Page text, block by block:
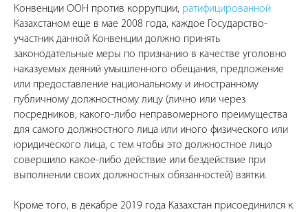
Конвенции ООН против коррупции, ратифицированной
Казахстаном еще в мае 2008 года, каждое Государство-
участник данной Конвенции должно принять
законодательные меры по признанию в качестве уголовно
наказуемых деяний умышленного обещания, предложение
или предоставление национальному и иностранному
публичному должностному лицу (лично или через
посредников, какого-либо неправомерного преимущества
для самого должностного лица или иного физического или
юридического лица, с тем чтобы это должностное лицо
совершило какое-либо действие или бездействие при
выполнении своих должностных обязанностей) взятки.
Кроме того, в декабре 2019 года Казахстан присоединился к